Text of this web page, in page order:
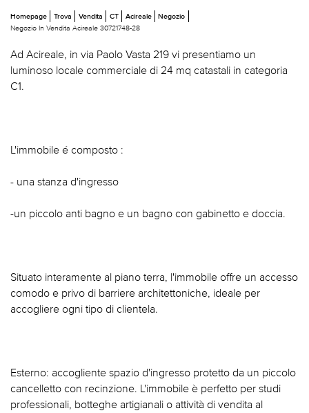
Homepage Trova Vendita CT Acireale
Negozio
Negozio In Vendita Acireale 30721748-28
Ad Acireale, in via Paolo Vasta 219 vi presentiamo un
luminoso locale commerciale di 24 mq catastali in categoria
C1.
L'immobile é composto :
- una stanza d'ingresso
-un piccolo anti bagno e un bagno con gabinetto e doccia.
Situato interamente al piano terra, l'immobile offre un accesso
comodo e privo di barriere architettoniche, ideale per
accogliere ogni tipo di clientela.
Esterno: accogliente spazio d'ingresso protetto da un piccolo
cancelletto con recinzione. L'immobile è perfetto per studi
professionali, botteghe artigianali o attività di vendita al